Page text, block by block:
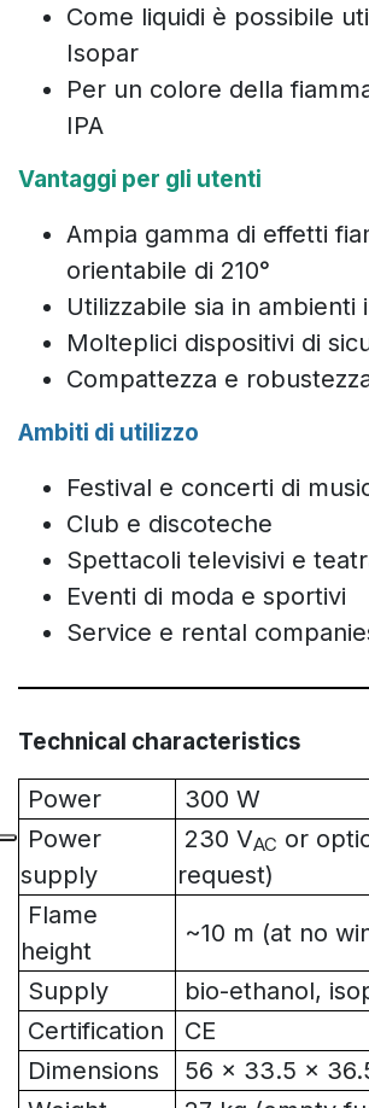
Come liquidi è possibile
Isopar
Per un colore della
IPA
Vantaggi per gli utenti
Ampia gamma di effetti
orientabile di 210°
Utilizzabile sia in
Molteplici dispositivi di
Compattezza e
Ambiti di utilizzo
Festival e concerti di
Club e discoteche
Spettacoli televisivi e
Eventi di moda e sportivi
Service e rental
Technical characteristics
Power
300 W
Power
supply
230 VAC or
request)
Flame
height
~10 m (at no
Supply
bio-ethanol,
Certification
CE
Dimensions
56 x 33.5 x